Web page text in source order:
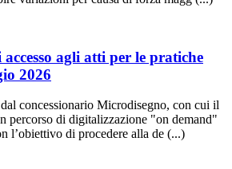
agli atti per le pratiche
2026
concessionario Microdisegno, con cui il
percorso di digitalizzazione "on demand"
l’obiettivo di procedere alla de (...)